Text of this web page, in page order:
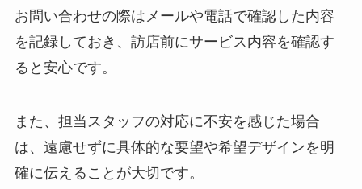
お問い合わせの際はメールや電話で確認した内容
を記録しておき、訪店前にサービス内容を確認す
ると安心です。
また、担当スタッフの対応に不安を感じた場合
は、遠慮せずに具体的な要望や希望デザインを明
確に伝えることが大切です。